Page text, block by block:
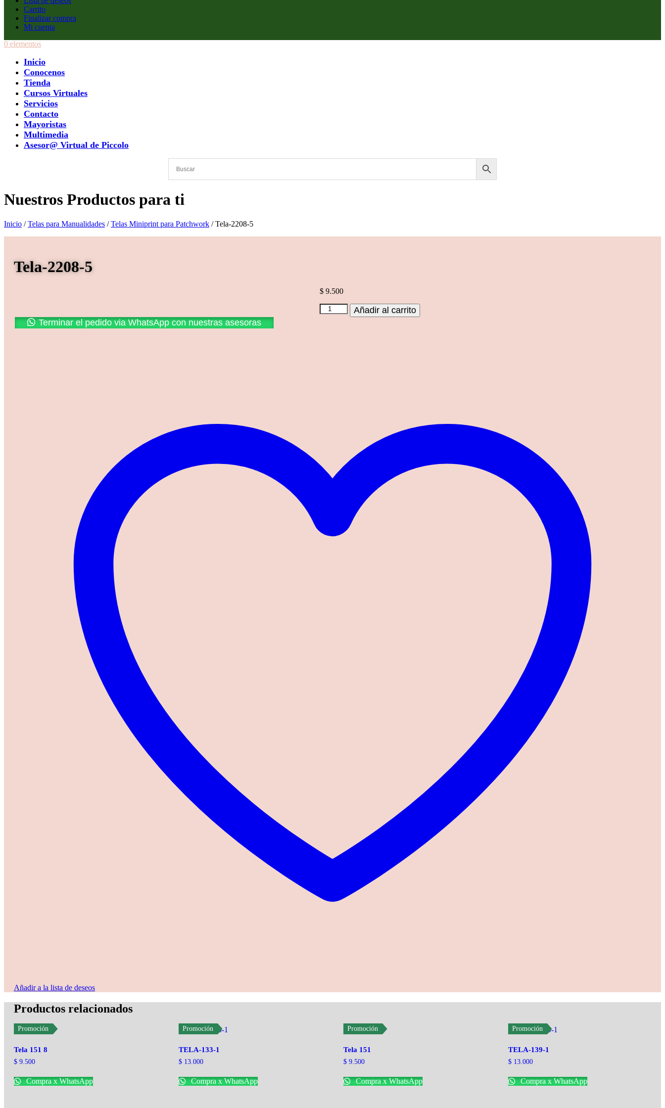
Carrito
Finalizar compra
Mi cuenta
0 elementos
Inicio
Conocenos
Tienda
Cursos Virtuales
Servicios
Contacto
Mayoristas
Multimedia
Asesor@ Virtual de Piccolo
Nuestros Productos para ti
Inicio /Telas para Manualidades /Telas Miniprint para Patchwork / Tela-2208-5
Tela-2208-5
$ 9.500
Tela-
2208-
Añadir al carrito
Terminar el pedido via WhatsApp con nuestras asesoras
Añadir a la lista de deseos
Productos relacionados
Promoción
Tela 151 8
$ 9.500
Compra x WhatsApp
Promoción
TELA-133-1
$13.000
Compra x WhatsApp
Promoción
Tela 151
$9.500
Compra x WhatsApp
Promoción
TELA-139-1
$13.000
Compra x WhatsApp